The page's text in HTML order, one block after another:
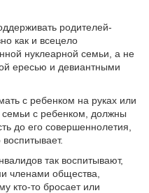
родителей-
как и всецело
нуклеарной семьи, а не
ересью и девиантными
с ребенком на руках или
с ребенком, должны
до его совершеннолетия,
так воспитывают,
членами общества,
кто-то бросает или